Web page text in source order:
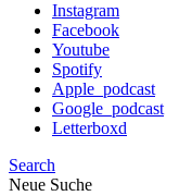
Instagram
Facebook
Youtube
Spotify
Apple_podcast
Google_podcast
Letterboxd
Search
Neue Suche